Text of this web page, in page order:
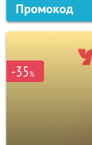
Промокод
-35%